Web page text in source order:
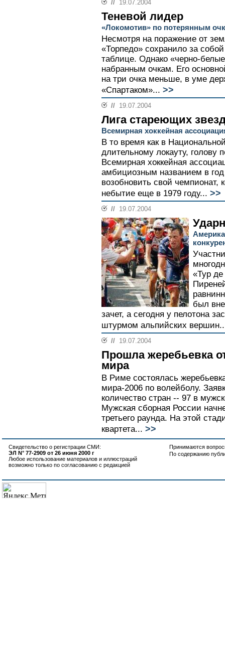
// 19.07.2004
Теневой лидер
«Локомотив» по потерянным
Несмотря на поражение от
«Торпедо» сохранило за
таблице. Однако «черно-
набранным очкам. Его
на три очка меньше, в уме
«Спартаком»... >>
// 19.07.2004
Лига стареющих
Всемирная хоккейная
В то время как в
длительному локауту, голову
Всемирная хоккейная
амбициозным названием в год
возобновить свой чемпионат,
небытие еще в 1979 году... >>
// 19.07.2004
«Тур
был
зачет, а сегодня у пелотона
штурмом альпийских
// 19.07.2004
Прошла жеребьевка
мира
В Риме состоялась
мира-2006 по волейболу.
количество стран -- 97 в
Мужская сборная России
третьего раунда. На этой
квартета... >>
Свидетельство о регистрации СМИ:
ЭЛ N° 77-2909 от 26 июня 2000 г
Любое использование материалов и иллюстраций
возможно только по согласованию с редакцией
Принимаются
По содержанию